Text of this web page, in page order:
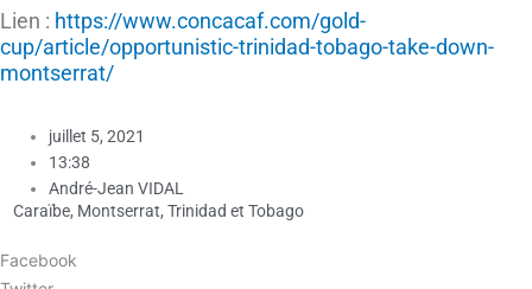
Lien : https://www.concacaf.com/gold-
cup/article/opportunistic-trinidad-tobago-take-down-
montserrat/
juillet 5, 2021
13:38
André-Jean VIDAL
Caraïbe, Montserrat, Trinidad et Tobago
Facebook